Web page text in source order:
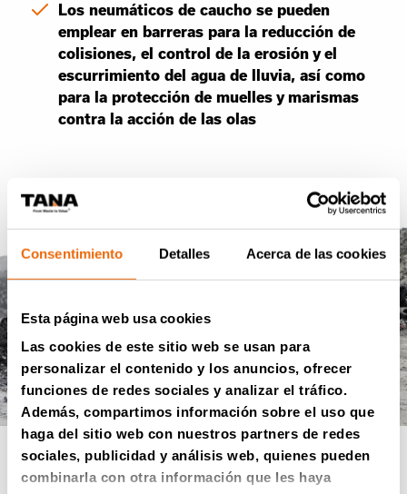
Consentimiento Detalles Acerca de las cookies
Esta página web usa cookies
Las cookies de este sitio web se usan para
personalizar el contenido y los anuncios, ofrecer
funciones de redes sociales y analizar el tráfico.
Además, compartimos información sobre el uso que
haga del sitio web con nuestros partners de redes
sociales, publicidad y análisis web, quienes pueden
combinarla con otra información que les haya
Los neumáticos de caucho se pueden
emplear en barreras para la reducción de
colisiones, el control de la erosión y el
escurrimiento del agua de lluvia, así como
para la protección de muelles y marismas
contra la acción de las olas